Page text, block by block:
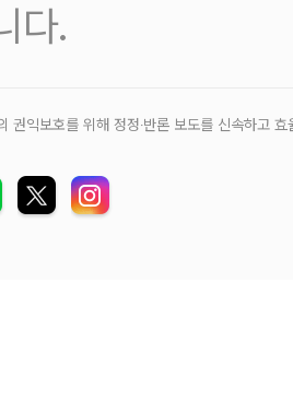
다.
권익보호를 위해 정정‧반론 보도를 신속하고